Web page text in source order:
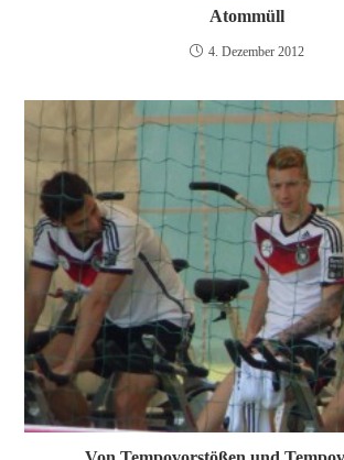
Atommüll
4. Dezember 2012